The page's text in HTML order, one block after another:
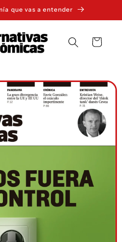
que vas a entender
Carrito